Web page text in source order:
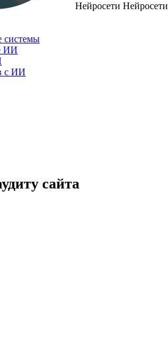
Нейросети Нейросети
системы
ИИ
с ИИ
сайта